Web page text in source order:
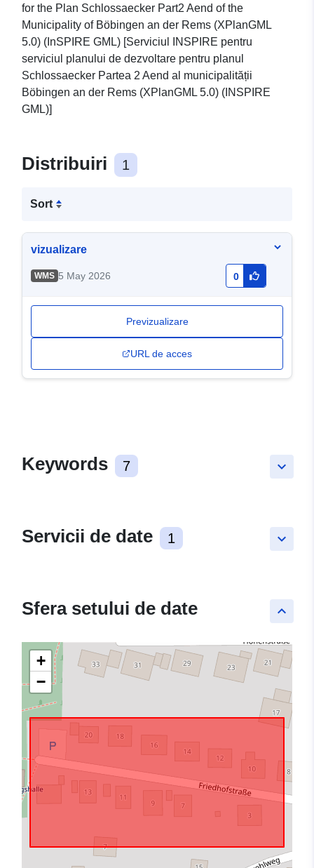
for the Plan Schlossaecker Part2 Aend of the
Municipality of Böbingen an der Rems (XPlanGML
5.0) (InSPIRE GML) [Serviciul INSPIRE pentru
serviciul planului de dezvoltare pentru planul
Schlossaecker Partea 2 Aend al municipalității
Böbingen an der Rems (XPlanGML 5.0) (INSPIRE
GML)]
Distribuiri 1
Sort
vizualizare
WMS 5 May 2026 0
Previzualizare
URL de acces
keyboard_arrow_down
Keywords 7
keyboard_arrow_down
Servicii de date 1
keyboard_arrow_up
Sfera setului de date
+
−